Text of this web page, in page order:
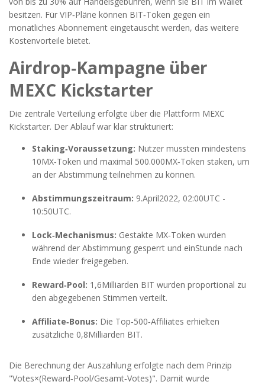
besitzen. Für VIP‑Pläne können BIT‑Token gegen ein
monatliches Abonnement eingetauscht werden, das weitere
Kostenvorteile bietet.
Airdrop‑Kampagne über
MEXC Kickstarter
Die zentrale Verteilung erfolgte über die Plattform MEXC
Kickstarter. Der Ablauf war klar strukturiert:
Staking‑Voraussetzung: Nutzer mussten mindestens
10MX‑Token und maximal 500.000MX‑Token staken, um
an der Abstimmung teilnehmen zu können.
Abstimmungszeitraum: 9.April2022, 02:00UTC -
10:50UTC.
Lock‑Mechanismus: Gestakte MX‑Token wurden
während der Abstimmung gesperrt und einStunde nach
Ende wieder freigegeben.
Reward‑Pool: 1,6Milliarden BIT wurden proportional zu
den abgegebenen Stimmen verteilt.
Affiliate‑Bonus: Die Top‑500‑Affiliates erhielten
zusätzliche 0,8Milliarden BIT.
Die Berechnung der Auszahlung erfolgte nach dem Prinzip
"Votes×(Reward‑Pool/Gesamt‑Votes)". Damit wurde